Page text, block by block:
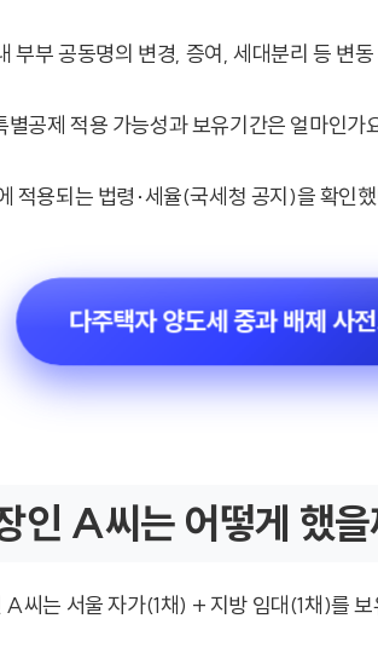
부부 공동명의 변경, 증여, 세대분리 등 변
별공제 적용 가능성과 보유기간은 얼마인가
적용되는 법령·세율(국세청 공지)을 확인
다주택자 양도세 중과 배제 사
인 A씨는 어떻게 했
씨는 서울 자가(1채) + 지방 임대(1채)를